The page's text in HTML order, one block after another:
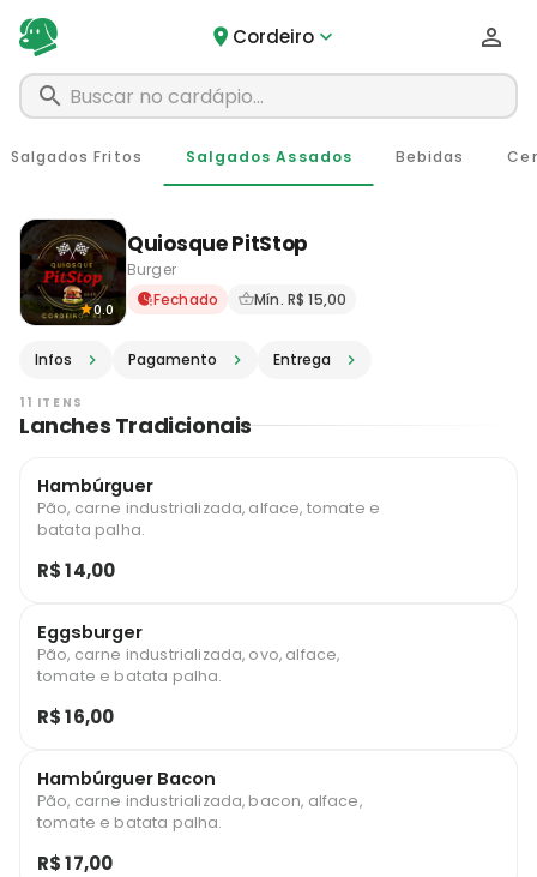
Cordeiro
0.0
Quiosque PitStop
Burger
Delivery em Cordeiro - RJ
Fechado Mín. R$ 15,00
Infos Pagamento Entrega
Salgados Fritos Salgados Assados Bebidas
11 ITENS
Lanches Tradicionais
Hambúrguer
Pão, carne industrializada, alface, tomate e
batata palha.
R$ 14,00
Eggsburger
Pão, carne industrializada, ovo, alface,
tomate e batata palha.
R$ 16,00
Hambúrguer Bacon
Pão, carne industrializada, bacon, alface,
tomate e batata palha.
R$ 17,00